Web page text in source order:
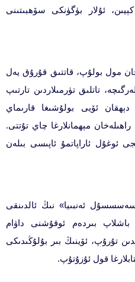
ئۇلار بۈگۈنكى سۆھبىتىنى
مول بولۇپ، قاتتىق قۇرۇق يەل
تاتلىق تۈرمىلاردىن تارتىپ
ئۆيى بولۇشىغا قارىماي
مېھمانلارغا چاي تۇتتى.
ئوغۇل ئاراپاتمۇ ئاپىسى بىلەن
ئەنبىيا» نىڭ ئالدىنقى
باشلاپ بىردەم ئوقۇشنى داۋام
تۇرۇپ، ئۆينىڭ بىر بۇلۇڭىدىكى
قول ئۇزۇتۇپ.